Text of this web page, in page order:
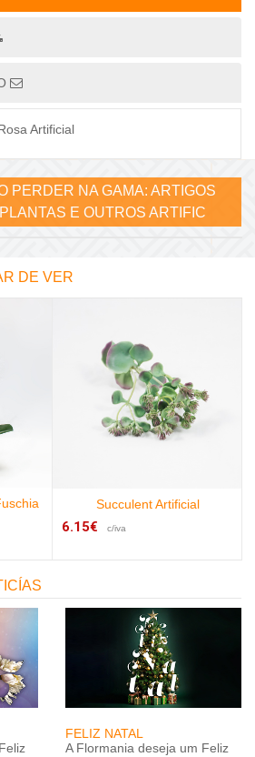
Artificial
PERDER NA GAMA: ARTIGOS
E OUTROS ARTIFIC
DE VER
Succulent Artificial
6.15€ c/iva
FELIZ NATAL
A Flormania deseja um Feliz